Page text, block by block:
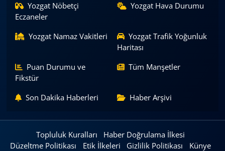
Yozgat Nöbetçi
Eczaneler
Yozgat Hava Durumu
Yozgat Namaz Vakitleri
Yozgat Trafik Yoğunluk
Haritası
Puan Durumu ve
Fikstür
Tüm Manşetler
Son Dakika Haberleri Haber Arşivi
Topluluk Kuralları
Haber Doğrulama İlkesi
Düzeltme Politikası
Etik İlkeleri Gizlilik Politikası
Künye